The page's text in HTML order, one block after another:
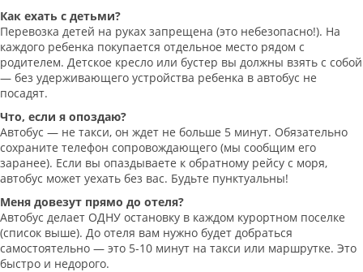
Как ехать с детьми?
Перевозка детей на руках запрещена (это небезопасно!). На
каждого ребенка покупается отдельное место рядом с
родителем. Детское кресло или бустер вы должны взять с собой
— без удерживающего устройства ребенка в автобус не
посадят.
Что, если я опоздаю?
Автобус — не такси, он ждет не больше 5 минут. Обязательно
сохраните телефон сопровождающего (мы сообщим его
заранее). Если вы опаздываете к обратному рейсу с моря,
автобус может уехать без вас. Будьте пунктуальны!
Меня довезут прямо до отеля?
Автобус делает ОДНУ остановку в каждом курортном поселке
(список выше). До отеля вам нужно будет добраться
самостоятельно — это 5-10 минут на такси или маршрутке. Это
быстро и недорого.